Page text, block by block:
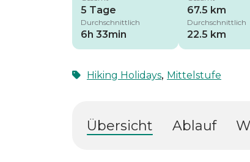
5 Tage
Durchschnittlich
6h 33min
67.5 km
Durchschnittlich
22.5 km
Hiking Holidays, Mittelstufe
Übersicht Ablauf